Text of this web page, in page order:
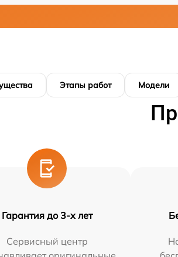
Этапы работ Модели
Гарантия до 3-х лет
Сервисный центр